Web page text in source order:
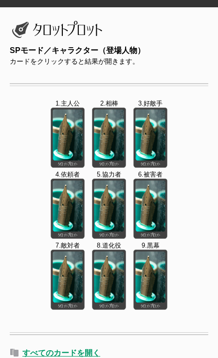
SPモード／キャラクター（登場人物）
カードをクリックすると結果が開きます。
1.主人公 2.相棒 3.好敵手
4.依頼者 5.協力者 6.被害者
7.敵対者 8.道化役 9.黒幕
すべてのカードを開く